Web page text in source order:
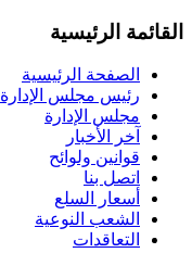
القائمة الرئيسية
الصفحة الرئيسية
رئيس مجلس الإدارة
مجلس الإدارة
آخر الأخبار
قوانين ولوائح
اتصل بنا
أسعار السلع
الشعب النوعية
التعاقدات